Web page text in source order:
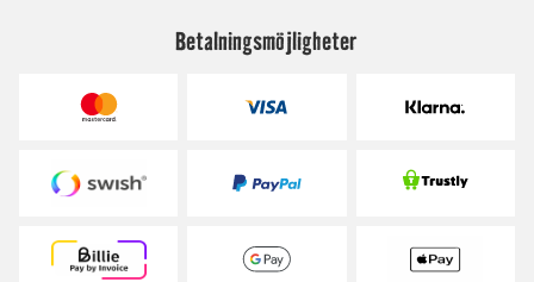
Betalningsmöjligheter